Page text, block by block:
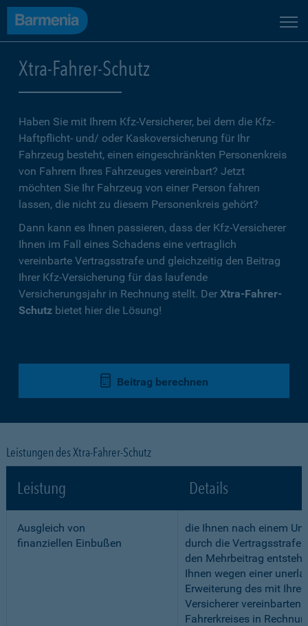
Xtra-Fahrer-Schutz
Haben Sie mit Ihrem Kfz-Versicherer, bei dem die Kfz-
Haftpflicht- und/ oder Kaskoversicherung für Ihr
Fahrzeug besteht, einen eingeschränkten Personenkreis
von Fahrern Ihres Fahrzeuges vereinbart? Jetzt
möchten Sie Ihr Fahrzeug von einer Person fahren
lassen, die nicht zu diesem Personenkreis gehört?
Dann kann es Ihnen passieren, dass der Kfz-Versicherer
Ihnen im Fall eines Schadens eine vertraglich
vereinbarte Vertragsstrafe und gleichzeitig den Beitrag
Ihrer Kfz-Versicherung für das laufende
Versicherungsjahr in Rechnung stellt. Der Xtra-Fahrer-
Schutz bietet hier die Lösung!
Beitrag berechnen
Leistungen des Xtra-Fahrer-Schutz
Leistung Details
Ausgleich von
finanziellen Einbußen
die Ihnen nach einem
durch die Vertragsstrafe
den Mehrbeitrag
Ihnen wegen einer
Erweiterung des mit
Versicherer vereinbarten
Fahrerkreises in